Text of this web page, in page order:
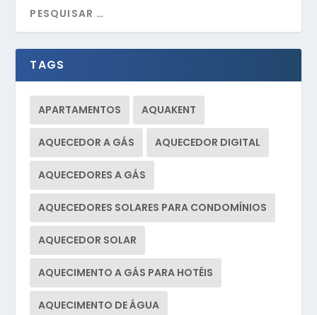
TAGS
APARTAMENTOS AQUAKENT
AQUECEDOR A GÁS AQUECEDOR DIGITAL
AQUECEDORES A GÁS
AQUECEDORES SOLARES PARA CONDOMÍNIOS
AQUECEDOR SOLAR
AQUECIMENTO A GÁS PARA HOTÉIS
AQUECIMENTO DE ÁGUA